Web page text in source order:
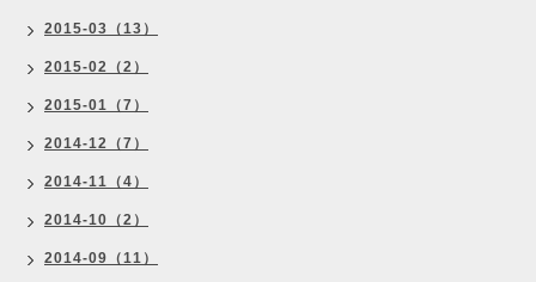
2015-03（13）
2015-02（2）
2015-01（7）
2014-12（7）
2014-11（4）
2014-10（2）
2014-09（11）